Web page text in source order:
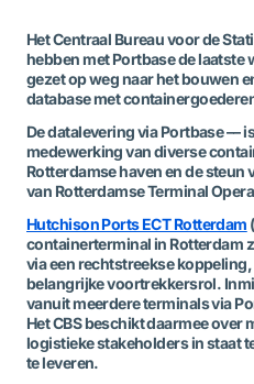
Het Centraal Bureau voor de
hebben met Portbase de laatste
gezet op weg naar het bouwen
database met
De datalevering via Portbase ––
medewerking van diverse
Rotterdamse haven en de steun
van Rotterdamse Terminal
Hutchison Ports ECT Rotterdam
containerterminal in Rotterdam
via een rechtstreekse
belangrijke voortrekkersrol.
vanuit meerdere terminals via
Het CBS beschikt daarmee
logistieke stakeholders in staat
te leveren.